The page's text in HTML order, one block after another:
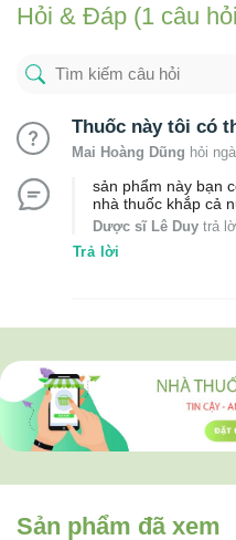
Hỏi & Đáp (1 câu
Thuốc này tôi có
Mai Hoàng Dũng hỏi
sản phẩm này bạn
nhà thuốc khắp cả
Dược sĩ Lê Duy trả
Trả lời
Sản phẩm đã xem